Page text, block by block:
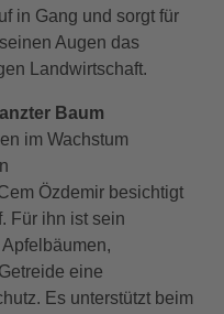
in Gang und sorgt für
Augen das
Landwirtschaft.
Baum
im Wachstum
Özdemir besichtigt
Für ihn ist sein
eine
Es unterstützt beim